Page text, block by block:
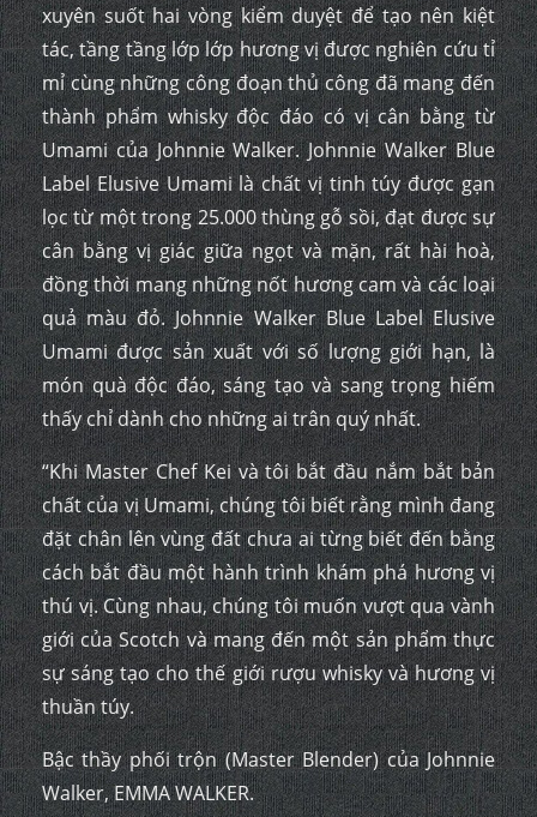
xuyên suốt hai vòng kiểm duyệt để tạo nên kiệt
tác, tầng tầng lớp lớp hương vị được nghiên cứu tỉ
mỉ cùng những công đoạn thủ công đã mang đến
thành phẩm whisky độc đáo có vị cân bằng từ
Umami của Johnnie Walker. Johnnie Walker Blue
Label Elusive Umami là chất vị tinh túy được gạn
lọc từ một trong 25.000 thùng gỗ sồi, đạt được sự
cân bằng vị giác giữa ngọt và mặn, rất hài hoà,
đồng thời mang những nốt hương cam và các loại
quả màu đỏ. Johnnie Walker Blue Label Elusive
Umami được sản xuất với số lượng giới hạn, là
món quà độc đáo, sáng tạo và sang trọng hiếm
thấy chỉ dành cho những ai trân quý nhất.
“Khi Master Chef Kei và tôi bắt đầu nắm bắt bản
chất của vị Umami, chúng tôi biết rằng mình đang
đặt chân lên vùng đất chưa ai từng biết đến bằng
cách bắt đầu một hành trình khám phá hương vị
thú vị. Cùng nhau, chúng tôi muốn vượt qua vành
giới của Scotch và mang đến một sản phẩm thực
sự sáng tạo cho thế giới rượu whisky và hương vị
thuần túy.
Bậc thầy phối trộn (Master Blender) của Johnnie
Walker, EMMA WALKER.